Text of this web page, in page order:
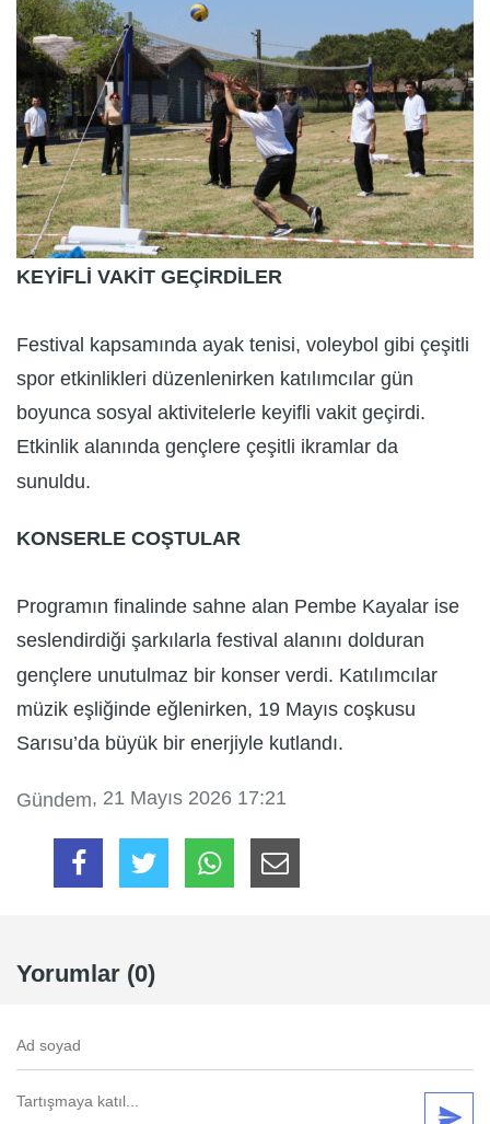
KEYİFLİ VAKİT GEÇİRDİLER
Festival kapsamında ayak tenisi, voleybol gibi çeşitli
spor etkinlikleri düzenlenirken katılımcılar gün
boyunca sosyal aktivitelerle keyifli vakit geçirdi.
Etkinlik alanında gençlere çeşitli ikramlar da
sunuldu.
KONSERLE COŞTULAR
Programın finalinde sahne alan Pembe Kayalar ise
seslendirdiği şarkılarla festival alanını dolduran
gençlere unutulmaz bir konser verdi. Katılımcılar
müzik eşliğinde eğlenirken, 19 Mayıs coşkusu
Sarısu’da büyük bir enerjiyle kutlandı.
Gündem, 21 Mayıs 2026 17:21
Yorumlar (0)